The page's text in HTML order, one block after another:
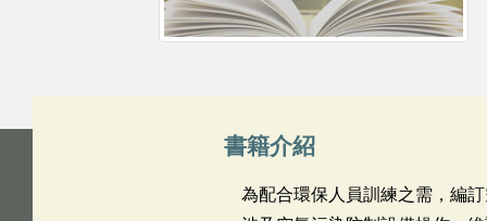
書籍介紹
為配合環保人員訓練之需，編